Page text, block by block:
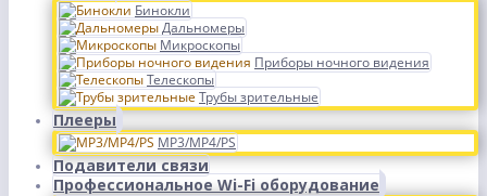
Бинокли
Дальномеры
Микроскопы
Приборы ночного видения
Телескопы
Трубы зрительные
Плееры
MP3/MP4/PS
Подавители связи
Профессиональное Wi-Fi оборудование